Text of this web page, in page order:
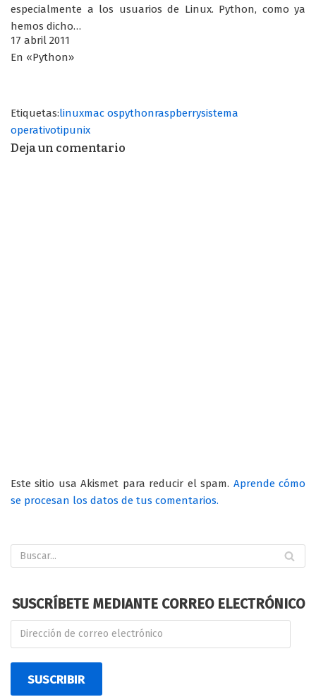
especialmente a los usuarios de Linux. Python, como ya
hemos dicho…
17 abril 2011
En «Python»
Etiquetas:linuxmac ospythonraspberrysistema
operativotipunix
Deja un comentario
Este sitio usa Akismet para reducir el spam. Aprende cómo
se procesan los datos de tus comentarios.
SUSCRÍBETE MEDIANTE CORREO ELECTRÓNICO
SUSCRIBIR